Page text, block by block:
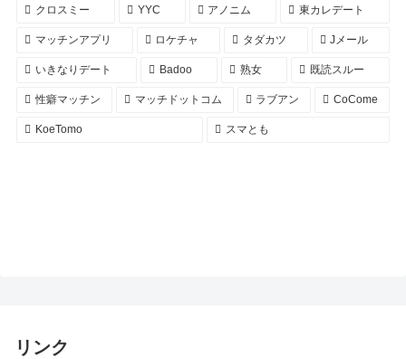
クロスミー YYC アノニム 東カレデート
マッチンアプリ ロケチャ タダカツ Jメール
いきなりデート Badoo 熟女 既読スルー
性癖マッチン マッチドットコム ラブアン CoCome
KoeTomo スマとも
リンク